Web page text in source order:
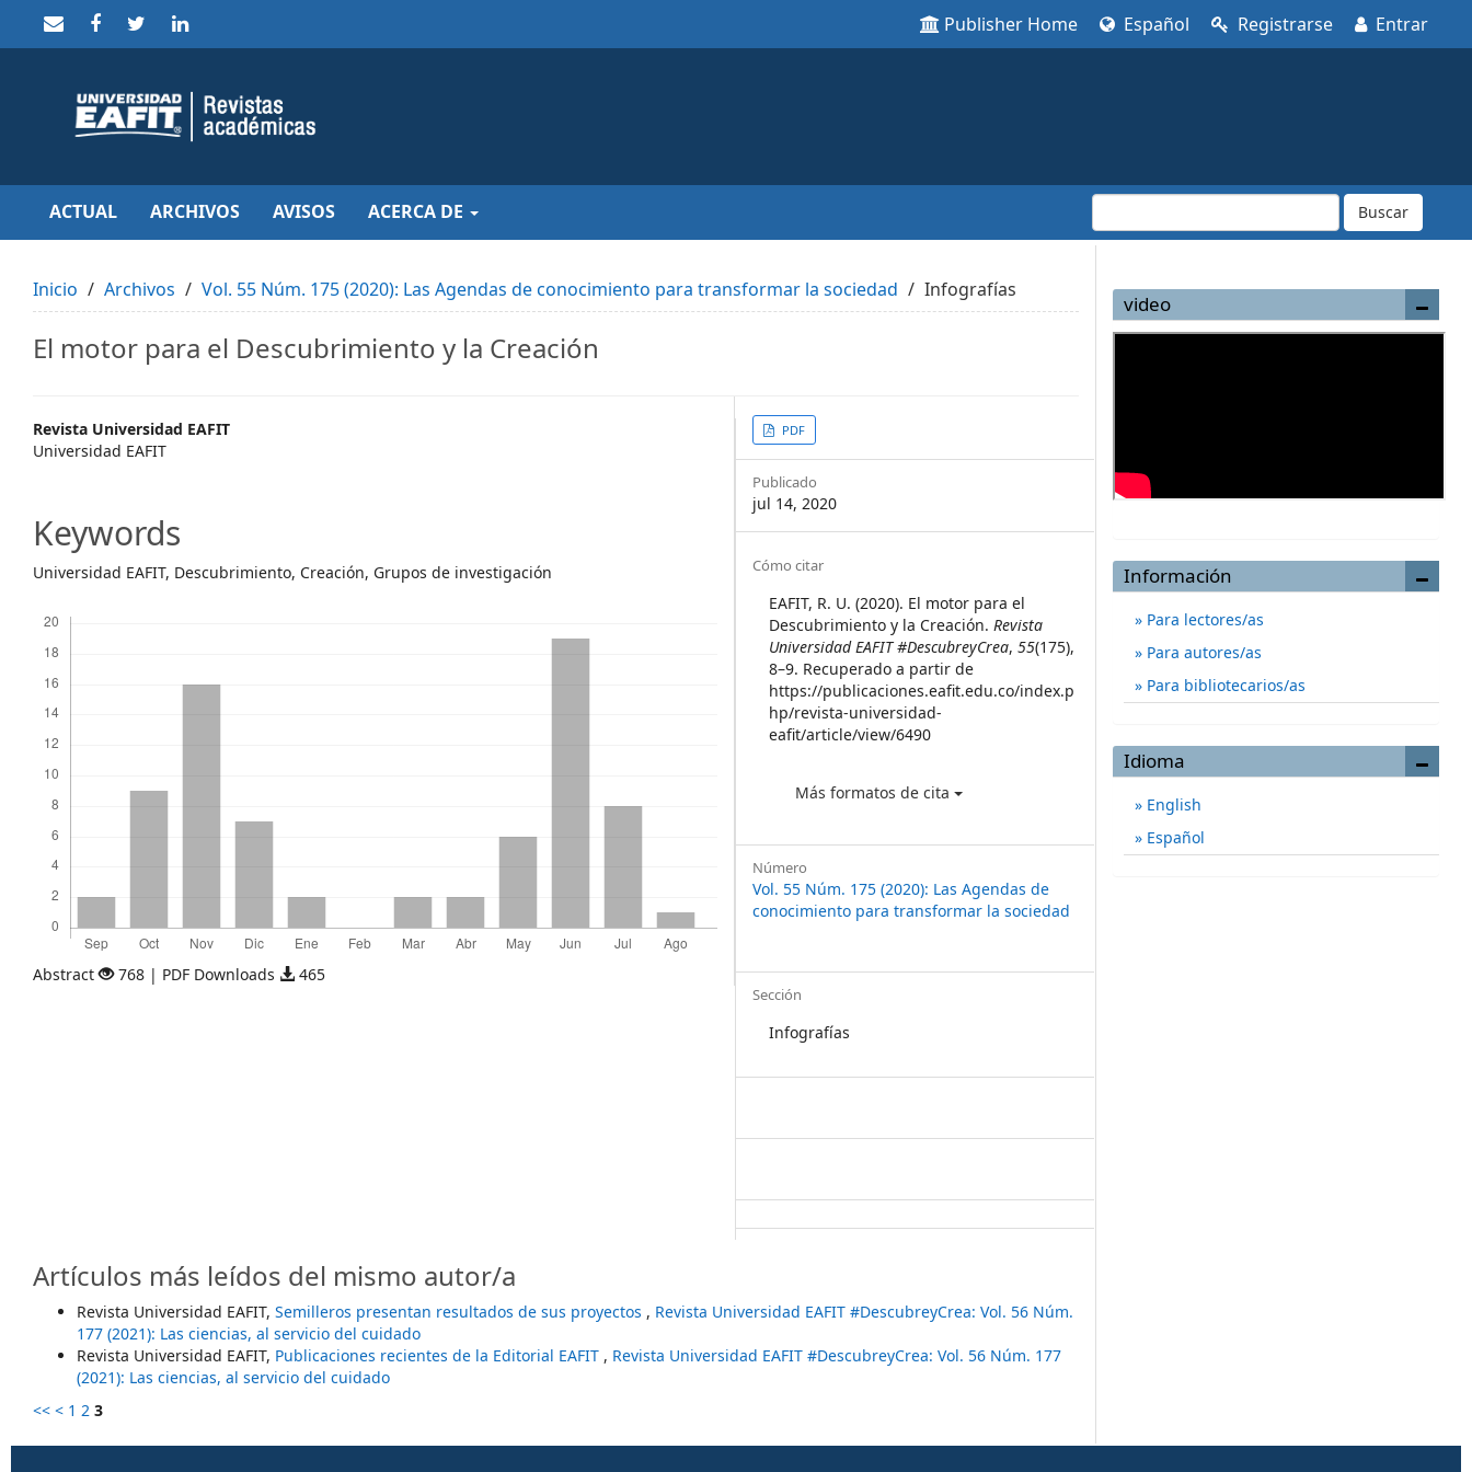
to
Main
Navigation
Content
Sidebar
Publisher Home Español Registrarse Entrar
ACTUAL ARCHIVOS AVISOS ACERCA DE Buscar
Inicio Archivos Vol. 55 Núm. 175 (2020): Las Agendas de conocimiento para transformar la sociedad Infografías
El motor para el Descubrimiento y la Creación
Main
Article
Revista Universidad EAFIT
Universidad EAFIT
Keywords
Universidad EAFIT, Descubrimiento, Creación, Grupos de investigación
Abstract 768 | PDF Downloads 465
Article
Sidebar
PDF
Publicado
jul 14, 2020
Article
Details
Cómo citar
EAFIT, R. U. (2020). El motor para el
Descubrimiento y la Creación.Revista
Universidad EAFIT #DescubreyCrea,55(175),
8–9. Recuperado a partir de
https://publicaciones.eafit.edu.co/index.p
hp/revista-universidad-
eafit/article/view/6490
Más formatos de cita
Número
Vol. 55 Núm. 175 (2020): Las Agendas de
conocimiento para transformar la sociedad
Sección
Infografías
Artículos más leídos del mismo autor/a
Revista Universidad EAFIT, Semilleros presentan resultados de sus proyectos , Revista Universidad EAFIT #DescubreyCrea: Vol. 56 Núm.
177 (2021): Las ciencias, al servicio del cuidado
Revista Universidad EAFIT, Publicaciones recientes de la Editorial EAFIT , Revista Universidad EAFIT #DescubreyCrea: Vol. 56 Núm. 177
(2021): Las ciencias, al servicio del cuidado
<< < 1 2 3
video
Información
Para lectores/as
Para autores/as
Para bibliotecarios/as
Idioma
English
Español